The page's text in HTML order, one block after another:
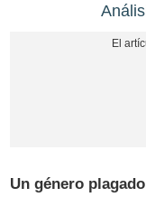
Un género